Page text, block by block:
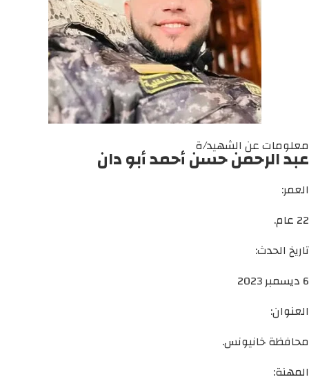
معلومات عن الشهيد/ة
عبد الرحمن حسن أحمد أبو دان
العمر:
22 عام.
تاريخ الحدث:
6 ديسمبر 2023
العنوان:
محافظة خانيونس.
المهنة: